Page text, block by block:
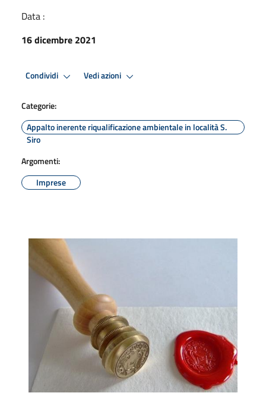
Data :
16 dicembre 2021
Condividi Vedi azioni
Categorie:
Appalto inerente riqualificazione ambientale in località S.
Siro
Argomenti:
Imprese